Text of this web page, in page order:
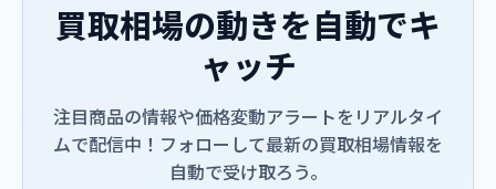
買取相場の動きを自動でキ
ャッチ
注目商品の情報や価格変動アラートをリアルタイ
ムで配信中！フォローして最新の買取相場情報を
自動で受け取ろう。